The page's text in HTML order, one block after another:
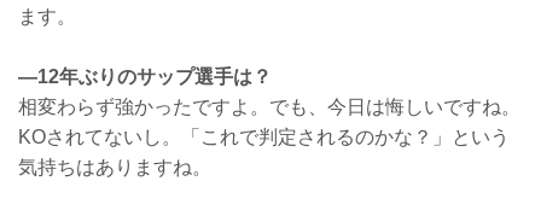
ます。
―12年ぶりのサップ選手は？
相変わらず強かったですよ。でも、今日は悔しいですね。
KOされてないし。「これで判定されるのかな？」という
気持ちはありますね。